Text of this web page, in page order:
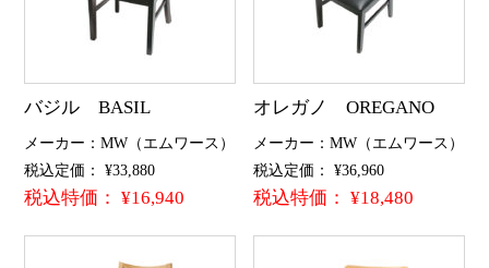
バジル BASIL
メーカー：MW（エムワース）
税込定価： ¥33,880
税込特価： ¥16,940
オレガノ OREGANO
メーカー：MW（エムワース）
税込定価： ¥36,960
税込特価： ¥18,480